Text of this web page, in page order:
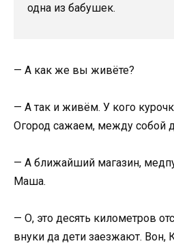
одна из бабушек.
— А как же вы живёте?
— А так и живём. У кого
Огород сажаем, между собой
— А ближайший магазин,
Маша.
— О, это десять километров
внуки да дети заезжают. Вон,